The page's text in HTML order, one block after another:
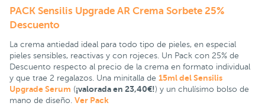
PACK Sensilis Upgrade AR Crema Sorbete 25%
Descuento
La crema antiedad ideal para todo tipo de pieles, en especial
pieles sensibles, reactivas y con rojeces. Un Pack con 25% de
Descuento respecto al precio de la crema en formato individual
y que trae 2 regalazos. Una minitalla de 15ml del Sensilis
Upgrade Serum (¡valorada en 23,40€!) y un chulísimo bolso de
mano de diseño. Ver Pack